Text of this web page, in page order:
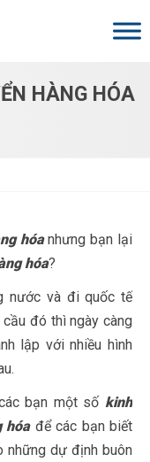
HÀNG HÓA
hóanhưng bạn lại
hóa?
nước và đi quốc tế
đó thì ngày càng
lập với nhiều hình
bạn một số kinh
hóađể các bạn biết
những dự định buôn